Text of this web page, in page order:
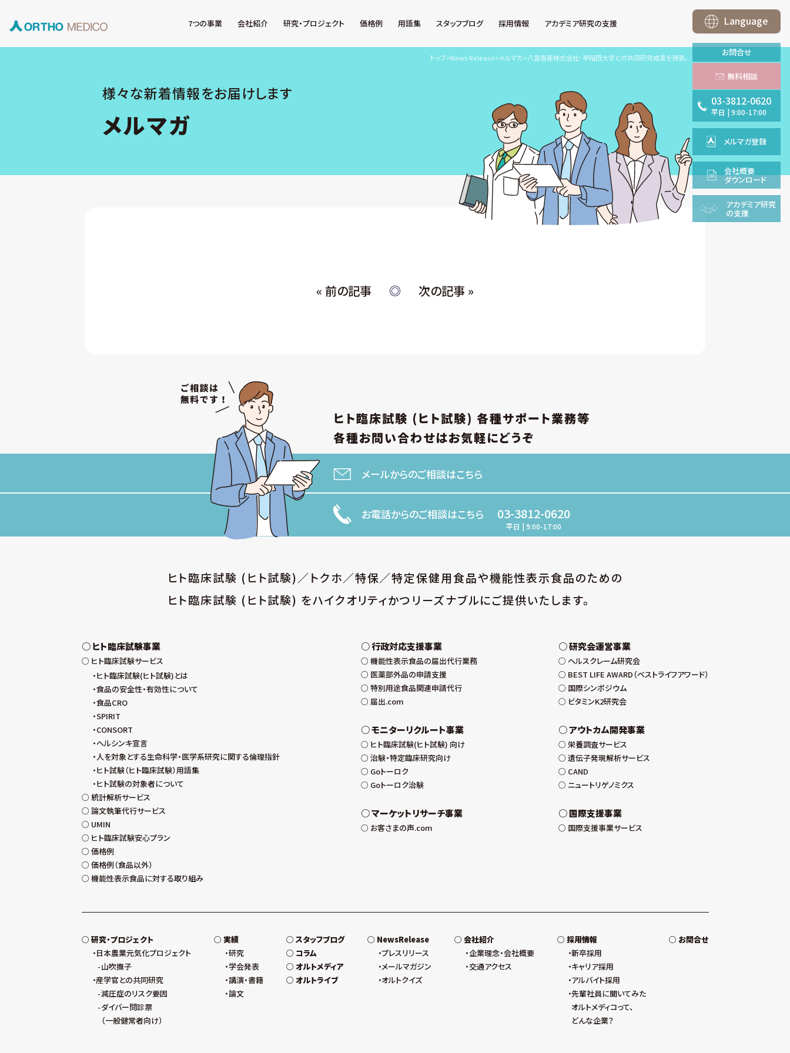
7つの事業 会社紹介 研究・プロジェクト 価格例 用語集 スタッフブログ 採用情報 アカデミア研究の支援
トップ>News Release>メルマガ>八雲香産株式会社・早稲田大学との共同研究成果を発表。
Language
お問合せ
無料相談
03-3812-0620
平日 |9:00-17:00
メルマガ登録
会社概要
ダウンロード
アカデミア研究
の支援
様々な新着情報をお届けします
メルマガ
« 前の記事 次の記事 »
ヒト臨床試験 (ヒト試験) 各種サポート業務等
各種お問い合わせはお気軽にどうぞ
メールからのご相談はこちら
お電話からのご相談はこちら 03-3812-0620
平日 | 9:00-17:00
ヒト臨床試験 (ヒト試験)／トクホ／特保／特定保健用食品や機能性表示食品のための
ヒト臨床試験 (ヒト試験) をハイクオリティかつリーズナブルにご提供いたします。
ヒト臨床試験事業
ヒト臨床試験サービス
ヒト臨床試験(ヒト試験)とは
食品の安全性・有効性について
食品CRO
SPIRIT
CONSORT
ヘルシンキ宣言
人を対象とする生命科学・医学系研究に関する倫理指針
ヒト試験（ヒト臨床試験）用語集
ヒト試験の対象者について
統計解析サービス
論文執筆代行サービス
UMIN
ヒト臨床試験安心プラン
価格例
価格例（食品以外）
機能性表示食品に対する取り組み
行政対応支援事業
機能性表示食品の届出代行業務
医薬部外品の申請支援
特別用途食品関連申請代行
届出.com
モニターリクルート事業
ヒト臨床試験(ヒト試験) 向け
治験・特定臨床研究向け
Goトーロク
Goトーロク治験
マーケットリサーチ事業
お客さまの声.com
研究会運営事業
ヘルスクレーム研究会
BEST LIFE AWARD（ベストライフアワード）
国際シンポジウム
ビタミンK2研究会
アウトカム開発事業
栄養調査サービス
遺伝子発現解析サービス
CAND
ニュートリゲノミクス
国際支援事業
国際支援事業サービス
研究・プロジェクト
日本農業元気化プロジェクト
山吹撫子
産学官との共同研究
減圧症のリスク要因
ダイバー問診票
（一般健常者向け）
実績
研究
学会発表
講演・書籍
論文
スタッフブログ
コラム
オルトメディア
オルトライブ
NewsRelease
プレスリリース
メールマガジン
オルトクイズ
会社紹介
企業理念・会社概要
交通アクセス
採用情報
新卒採用
キャリア採用
アルバイト採用
先輩社員に聞いてみた
オルトメディコって、
どんな企業？
お問合せ